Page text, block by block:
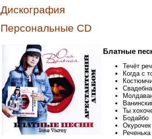
Дискография
Персональные CD
Блатные
Течёт
Когда с
Ты
Бодайбо
Окурочек